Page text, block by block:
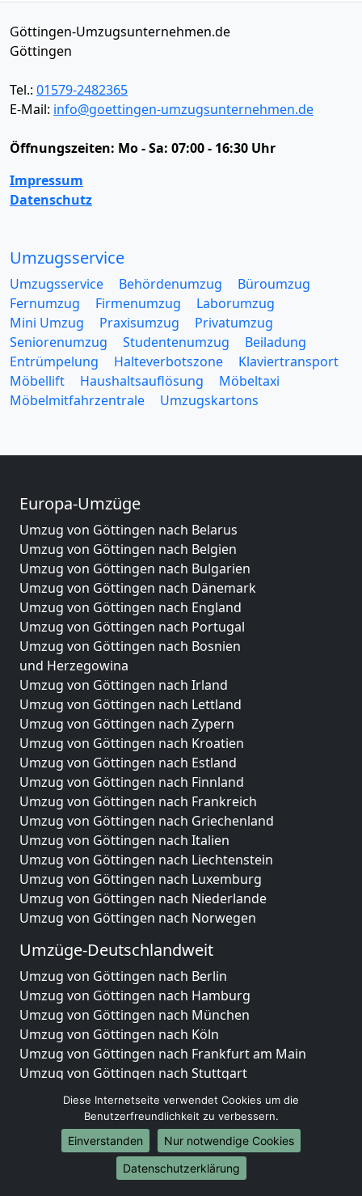
Göttingen-Umzugsunternehmen.de
Göttingen
Tel.: 01579-2482365
E-Mail: info@goettingen-umzugsunternehmen.de
Öffnungszeiten: Mo - Sa: 07:00 - 16:30 Uhr
Impressum
Datenschutz
Umzugsservice
Umzugsservice Behördenumzug
Büroumzug
Fernumzug
Firmenumzug
Laborumzug
Mini Umzug
Praxisumzug
Privatumzug
Seniorenumzug
Studentenumzug
Beiladung
Entrümpelung
Halteverbotszone
Klaviertransport
Möbellift
Haushaltsauflösung
Möbeltaxi
Möbelmitfahrzentrale
Umzugskartons
Europa-Umzüge
Umzug von Göttingen nach Belarus
Umzug von Göttingen nach Belgien
Umzug von Göttingen nach Bulgarien
Umzug von Göttingen nach Dänemark
Umzug von Göttingen nach England
Umzug von Göttingen nach Portugal
Umzug von Göttingen nach Bosnien
und Herzegowina
Umzug von Göttingen nach Irland
Umzug von Göttingen nach Lettland
Umzug von Göttingen nach Zypern
Umzug von Göttingen nach Kroatien
Umzug von Göttingen nach Estland
Umzug von Göttingen nach Finnland
Umzug von Göttingen nach Frankreich
Umzug von Göttingen nach Griechenland
Umzug von Göttingen nach Italien
Umzug von Göttingen nach Liechtenstein
Umzug von Göttingen nach Luxemburg
Umzug von Göttingen nach Niederlande
Umzug von Göttingen nach Norwegen
Umzüge-Deutschlandweit
Umzug von Göttingen nach Berlin
Umzug von Göttingen nach Hamburg
Umzug von Göttingen nach München
Umzug von Göttingen nach Köln
Umzug von Göttingen nach Frankfurt am Main
Umzug von Göttingen nach Stuttgart
Umzug von Göttingen nach Düsseldorf
Umzug von Göttingen nach Leipzig
Umzug von Göttingen nach Dortmund
Umzug von Göttingen nach Essen
Umzug von Göttingen nach Bremen
Diese Internetseite verwendet Cookies um die
Benutzerfreundlichkeit zu verbessern.
Einverstanden
Nur notwendige Cookies
Datenschutzerklärung